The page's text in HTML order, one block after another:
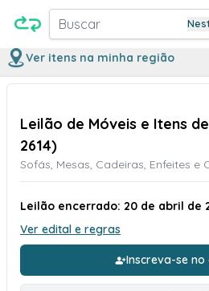
Buscar
Ver itens na minha região
Leilão de Móveis e Itens
2614)
Sofás, Mesas, Cadeiras, Enfeites e
Leilão encerrado: 20 de abril de
Ver edital e regras
Inscreva-se no